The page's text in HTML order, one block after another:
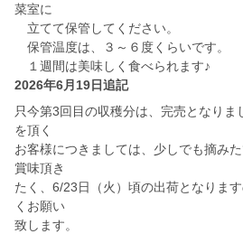
菜室に
立てて保管してください。
保管温度は、３～６度くらいです。
１週間は美味しく食べられます♪
2026年6月19日追記
只今第3回目の収穫分は、完売となりま
を頂く
お客様につきましては、少しでも摘み
賞味頂き
たく、6/23日（火）頃の出荷となりま
くお願い
致します。